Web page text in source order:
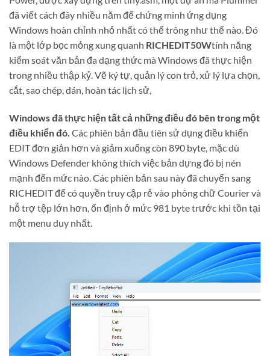
đã viết cách đây nhiều năm để chứng minh ứng dụng
Windows hoàn chỉnh nhỏ nhất có thể trông như thế nào. Đó
là một lớp bọc mỏng xung quanh RICHEDIT50Wtính năng
kiểm soát văn bản đa dạng thức mà Windows đã thực hiện
trong nhiều thập kỷ. Vẽ ký tự, quản lý con trỏ, xử lý lựa chọn,
cắt, sao chép, dán, hoàn tác lịch sử,
Windows đã thực hiện tất cả những điều đó bên trong một
điều khiển đó. Các phiên bản đầu tiên sử dụng điều khiển
EDIT đơn giản hơn và giảm xuống còn 890 byte, mặc dù
Windows Defender không thích việc bản dựng đó bị nén
mạnh đến mức nào. Các phiên bản sau này đã chuyển sang
RICHEDIT để có quyền truy cập rẻ vào phông chữ Courier và
hỗ trợ tệp lớn hơn, ổn định ở mức 981 byte trước khi tồn tại
một menu duy nhất.